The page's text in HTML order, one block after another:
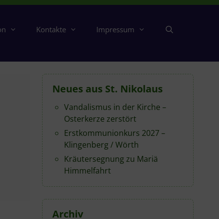
Kontakte Impressum
Neues aus St. Nikolaus
Vandalismus in der Kirche –
Osterkerze zerstört
Erstkommunionkurs 2027 –
Klingenberg / Wörth
Kräutersegnung zu Mariä
Himmelfahrt
Archiv